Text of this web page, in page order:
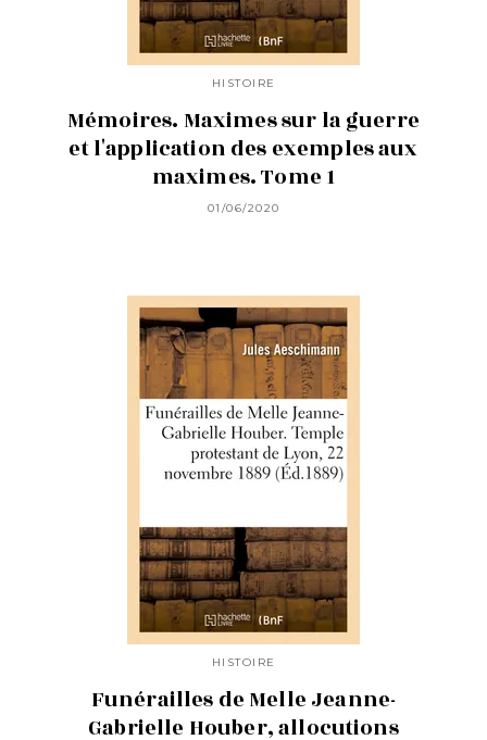
HISTOIRE
Mémoires. Maximes sur la guerre
et l'application des exemples aux
maximes. Tome 1
01/06/2020
HISTOIRE
Funérailles de Melle Jeanne-
Gabrielle Houber, allocutions